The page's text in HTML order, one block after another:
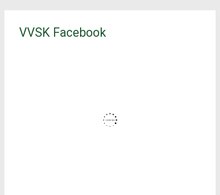
VVSK Facebook